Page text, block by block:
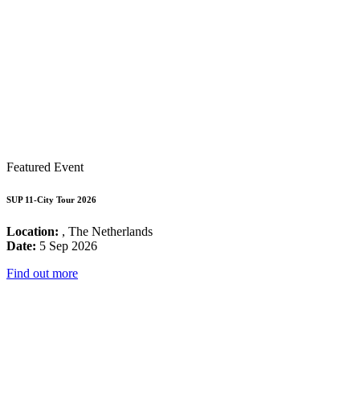
Featured Event
SUP 11-City Tour 2026
Location: , The Netherlands
Date: 5 Sep 2026
Find out more